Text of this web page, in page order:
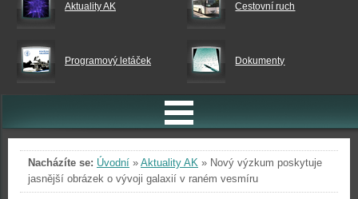
Aktuality AK Cestovní ruch
Programový letáček Dokumenty
Nacházíte se: Úvodní » Aktuality AK » Nový výzkum poskytuje
jasnější obrázek o vývoji galaxií v raném vesmíru